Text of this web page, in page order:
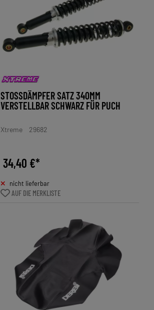
STOSSDÄMPFER SATZ 340MM V
ERSTELLBAR SCHWARZ FÜR PUCH
Xtreme 29682
34,40 €*
nicht lieferbar
AUF DIE MERKLISTE